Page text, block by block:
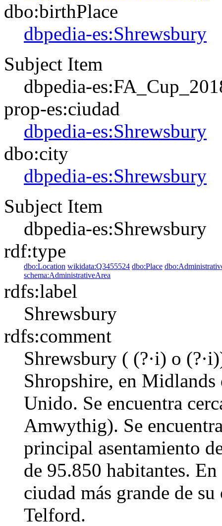
dbo:birthPlace
dbpedia-es:Shrewsbury
Subject Item
dbpedia-
prop-es:ciudad
dbpedia-es:Shrewsbury
dbo:city
dbpedia-es:Shrewsbury
Subject Item
dbpedia-es:Shrewsbury
rdf:type
dbo:Location wikidata:Q3455524 dbo:Place
schema:AdministrativeArea
rdfs:label
Shrewsbury
rdfs:comment
Shrewsbury ( (?·i) o
Shropshire, en
Unido. Se encuentra
Amwythig). Se
principal asentamiento
de 95.850 habitantes.
ciudad más grande de
Telford.